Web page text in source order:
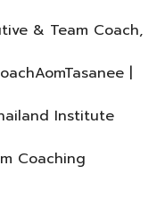
& Team Coach,
|
Institute
Coaching